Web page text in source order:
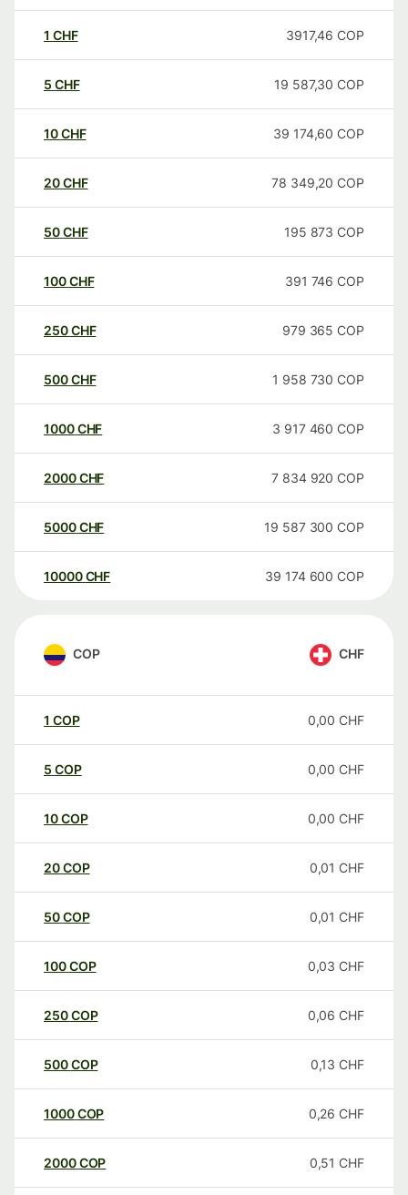
1 CHF 3917,46 COP
5 CHF 19 587,30 COP
10CHF 39 174,60 COP
20CHF 78 349,20 COP
50CHF 195 873 COP
100CHF 391 746 COP
250CHF 979 365 COP
500CHF 1 958 730 COP
1000CHF 3 917 460 COP
2000CHF 7 834 920 COP
5000CHF 19 587 300 COP
10000 CHF 39 174 600 COP
COP CHF
1 COP 0,00 CHF
5 COP 0,00 CHF
10COP 0,00 CHF
20COP 0,01 CHF
50COP 0,01 CHF
100COP 0,03 CHF
250COP 0,06 CHF
500COP 0,13 CHF
1000COP 0,26 CHF
2000COP 0,51 CHF